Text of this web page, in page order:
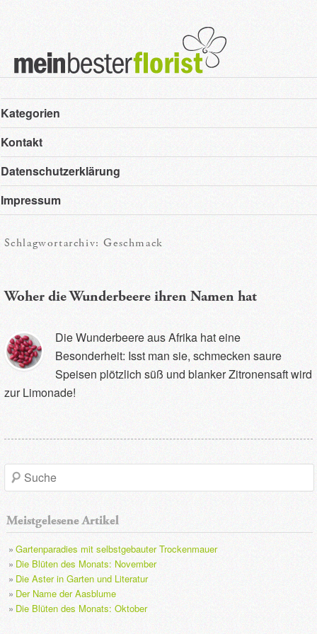
Hauptmenü
Zum
primären
Inhalt
springen
Zum
sekundären
Inhalt
springen
Kategorien
Kontakt
Datenschutzerklärung
Impressum
Schlagwortarchiv:Geschmack
Woher die Wunderbeere ihren Namen hat
Die Wunderbeere aus Afrika hat eine
Besonderheit: Isst man sie, schmecken saure
Speisen plötzlich süß und blanker Zitronensaft wird
zur Limonade!
S
c
h
e
Meistgelesene Artikel
Gartenparadies mit selbstgebauter Trockenmauer
Die Blüten des Monats: November
Die Aster in Garten und Literatur
Der Name der Aasblume
Die Blüten des Monats: Oktober